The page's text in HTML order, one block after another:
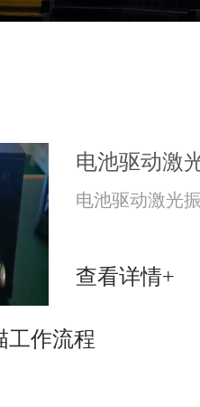
电池驱动激
电池驱动激光
查看详情+
工作流程